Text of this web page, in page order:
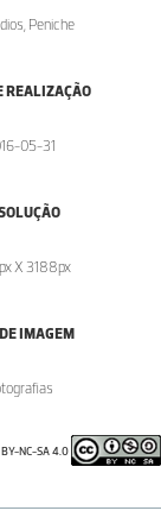
Peniche
REALIZAÇÃO
05-31
X 3188px
IMAGEM
NC-SA 4.0